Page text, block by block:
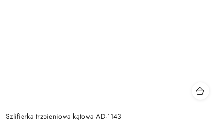
Szlifierka trzpieniowa kątowa AD-1143